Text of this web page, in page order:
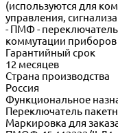
(используются для
управления,
- ПМФ - переключатель
коммутации
Гарантийный срок
12 месяцев
Страна производства
Россия
Функциональное
Переключатель
Маркировка для